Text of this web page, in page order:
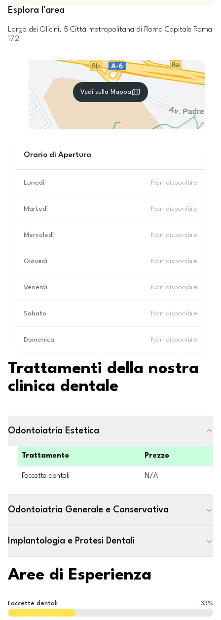
Esplora l'area
Largo dei Glicini, 5 Città metropolitana di Roma Capitale Roma
172
Vedi sulla Mappa
Orario di Apertura
Lunedì Non disponibile
Martedì Non disponibile
Mercoledì Non disponibile
Giovedì Non disponibile
Venerdì Non disponibile
Sabato Non disponibile
Domenica Non disponibile
Trattamenti della nostra
clinica dentale
Odontoiatria Estetica
Trattamento Prezzo
Faccette dentali N/A
Odontoiatria Generale e Conservativa
Implantologia e Protesi Dentali
Aree di Esperienza
Faccette dentali 33%